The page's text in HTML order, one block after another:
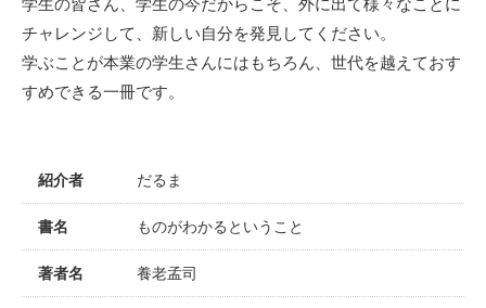
学生の皆さん、学生の今だからこそ、外に出て様々なことに
チャレンジして、新しい自分を発見してください。
学ぶことが本業の学生さんにはもちろん、世代を越えておす
すめできる一冊です。
紹介者 だるま
書名 ものがわかるということ
著者名 養老孟司